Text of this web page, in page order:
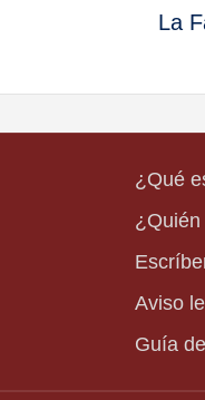
La
¿Qué
Aviso
Guía